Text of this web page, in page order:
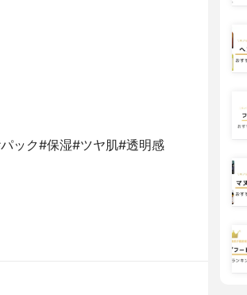
ック#保湿#ツヤ肌#透明感